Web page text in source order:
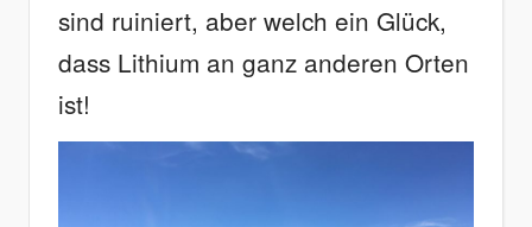
sind ruiniert, aber welch ein Glück,
dass Lithium an ganz anderen Orten
ist!